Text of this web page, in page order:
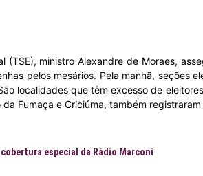
(TSE), ministro Alexandre de Moraes,
pelos mesários. Pela manhã, seções
localidades que têm excesso de
Fumaça e Criciúma, também
especial da Rádio Marconi